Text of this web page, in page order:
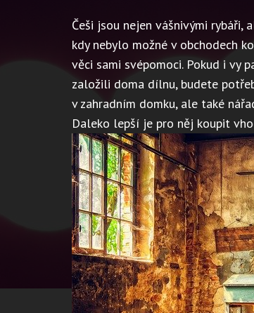
Češi jsou nejen vášnivými rybáři,
kdy nebylo možné v obchodech
věci sami svépomoci. Pokud i vy
založili doma dílnu, budete
v zahradním domku, ale také
Daleko lepší je pro něj koupit